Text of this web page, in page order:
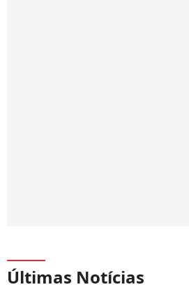
Últimas Notícias